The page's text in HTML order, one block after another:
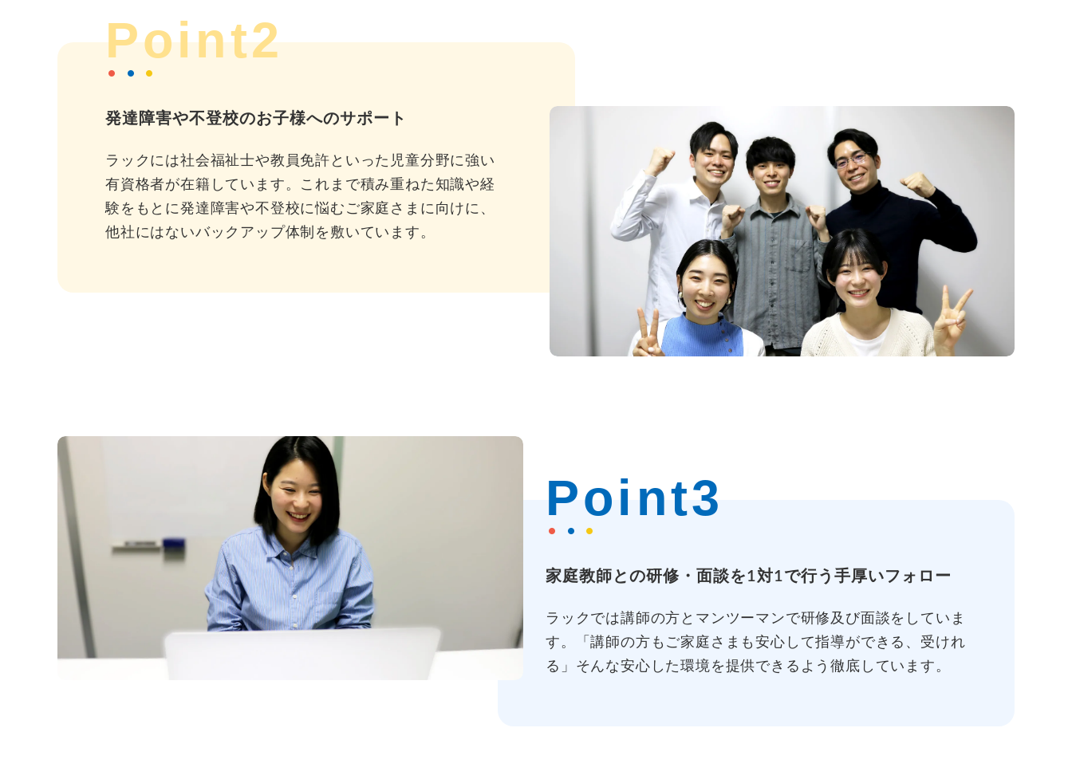
Point2
発達障害や不登校のお子様へのサポート
ラックには社会福祉士や教員免許といった児童分野に強い
有資格者が在籍しています。これまで積み重ねた知識や経
験をもとに発達障害や不登校に悩むご家庭さまに向けに、
他社にはないバックアップ体制を敷いています。
Point3
家庭教師との研修・面談を1対1で行う手厚いフォロー
ラックでは講師の方とマンツーマンで研修及び面談をしていま
す。「講師の方もご家庭さまも安心して指導ができる、受けれ
る」そんな安心した環境を提供できるよう徹底しています。